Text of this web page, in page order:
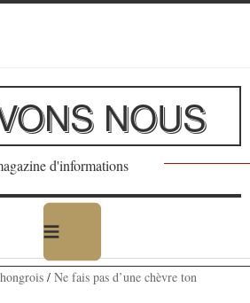
NOUS
d'informations
/ Ne fais pas d’une chèvre ton